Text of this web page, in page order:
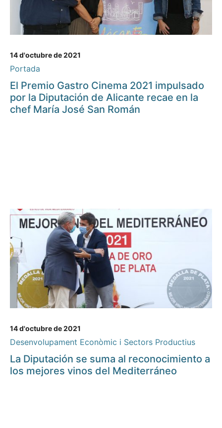
14 d'octubre de 2021
Portada
El Premio Gastro Cinema 2021 impulsado
por la Diputación de Alicante recae en la
chef María José San Román
14 d'octubre de 2021
Desenvolupament Econòmic i Sectors Productius
La Diputación se suma al reconocimiento a
los mejores vinos del Mediterráneo